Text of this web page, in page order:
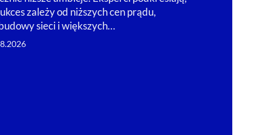
zależy od niższych cen prądu,
sieci i większych…